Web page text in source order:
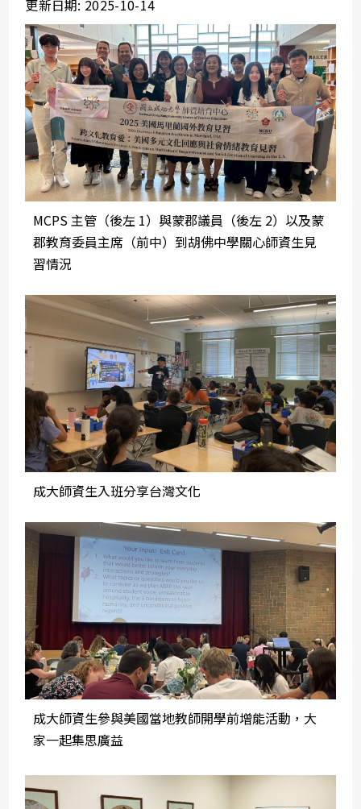
更新日期: 2025-10-14
MCPS 主管（後左 1）與蒙郡議員（後左 2）以及蒙
郡教育委員主席（前中）到胡佛中學關心師資生見
習情況
成大師資生入班分享台灣文化
成大師資生參與美國當地教師開學前增能活動，大
家一起集思廣益